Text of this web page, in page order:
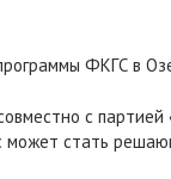
ФКГС в
с партией
может стать